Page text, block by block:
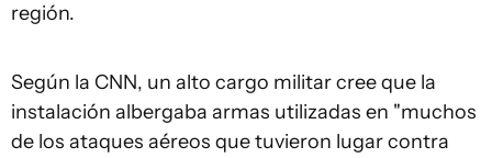
región.
Según la CNN, un alto cargo militar cree que la
instalación albergaba armas utilizadas en "muchos
de los ataques aéreos que tuvieron lugar contra